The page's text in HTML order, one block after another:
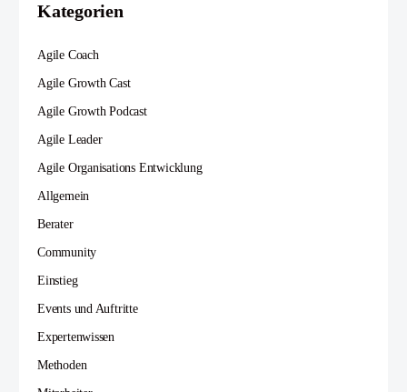
Kategorien
Agile Coach
Agile Growth Cast
Agile Growth Podcast
Agile Leader
Agile Organisations Entwicklung
Allgemein
Berater
Community
Einstieg
Events und Auftritte
Expertenwissen
Methoden